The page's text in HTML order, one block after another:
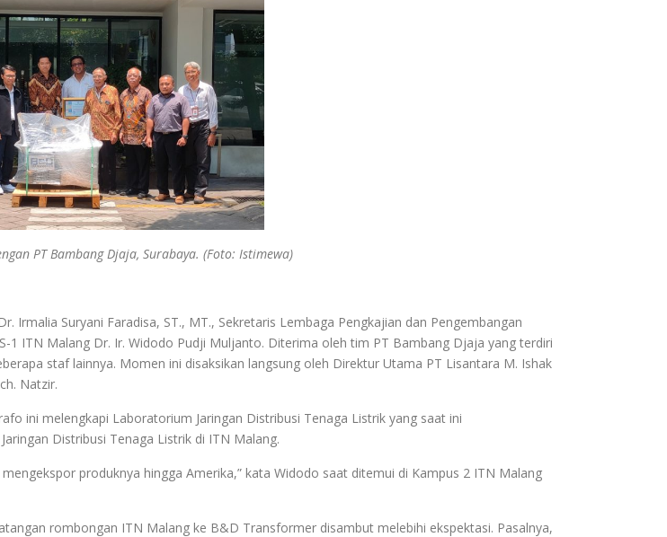
PT Bambang Djaja, Surabaya. (Foto: Istimewa)
Irmalia Suryani Faradisa, ST., MT., Sekretaris Lembaga Pengkajian dan Pengembangan
1 ITN Malang Dr. Ir. Widodo Pudji Muljanto. Diterima oleh tim PT Bambang Djaja yang terdiri
staf lainnya. Momen ini disaksikan langsung oleh Direktur Utama PT Lisantara M. Ishak
Natzir.
ini melengkapi Laboratorium Jaringan Distribusi Tenaga Listrik yang saat ini
Distribusi Tenaga Listrik di ITN Malang.
produknya hingga Amerika,” kata Widodo saat ditemui di Kampus 2 ITN Malang
rombongan ITN Malang ke B&D Transformer disambut melebihi ekspektasi. Pasalnya,